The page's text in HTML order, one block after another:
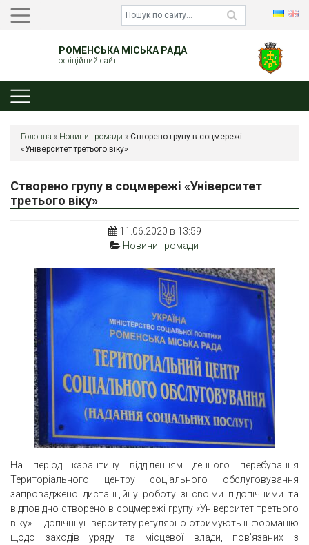
РОМЕНСЬКА МІСЬКА РАДА
офіційний сайт
Головна » Новини громади » Створено групу в соцмережі
«Університет третього віку»
Створено групу в соцмережі «Університет
третього віку»
11.06.2020 в 13:59
Новини громади
На період карантину відділенням денного перебування
Територіального центру соціального обслуговування
запроваджено дистанційну роботу зі своїми підопічними та
відповідно створено в соцмережі групу «Університет третього
віку». Підопічні університету регулярно отримують інформацію
щодо заходів уряду та місцевої влади, пов’язаних з